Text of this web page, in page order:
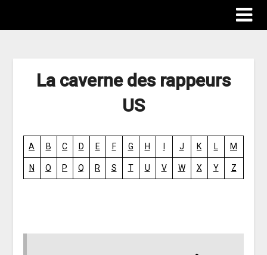
La caverne des rappeurs
US
A B C D E F G H J K L M
N O P Q R S T U V W X Y Z